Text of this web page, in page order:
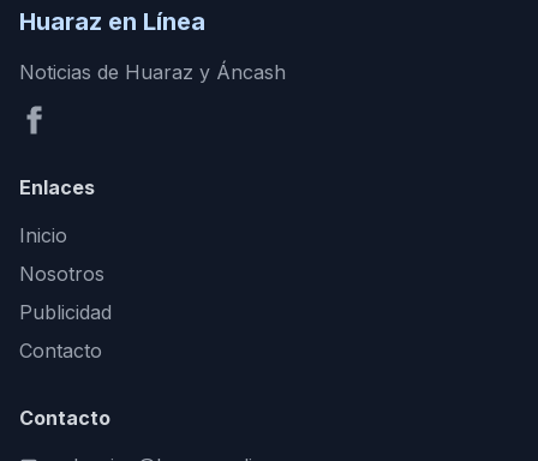
Huaraz en Línea
Noticias de Huaraz y Áncash
Enlaces
Inicio
Nosotros
Publicidad
Contacto
Contacto